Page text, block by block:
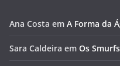
Ana Costa em A Forma da
Sara Caldeira em Os